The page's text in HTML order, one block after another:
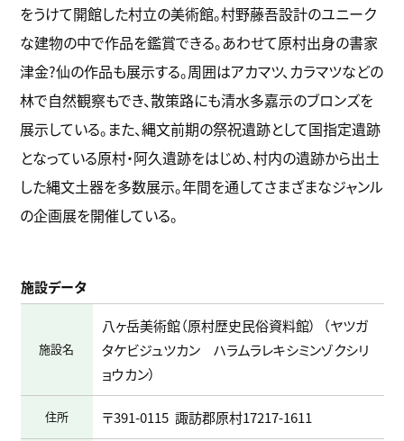
をうけて開館した村立の美術館。村野藤吾設計のユニーク
な建物の中で作品を鑑賞できる。あわせて原村出身の書家
津金?仙の作品も展示する。周囲はアカマツ、カラマツなどの
林で自然観察もでき、散策路にも清水多嘉示のブロンズを
展示している。また、縄文前期の祭祝遺跡として国指定遺跡
となっている原村・阿久遺跡をはじめ、村内の遺跡から出土
した縄文土器を多数展示。年間を通してさまざまなジャンル
の企画展を開催している。
施設データ
施設名
八ヶ岳美術館（原村歴史民俗資料館）
ヤツガ
タケビジュツカン ハラムラレキシミンゾクシリ
ョウカン
住所 〒391-0115 諏訪郡原村17217-1611